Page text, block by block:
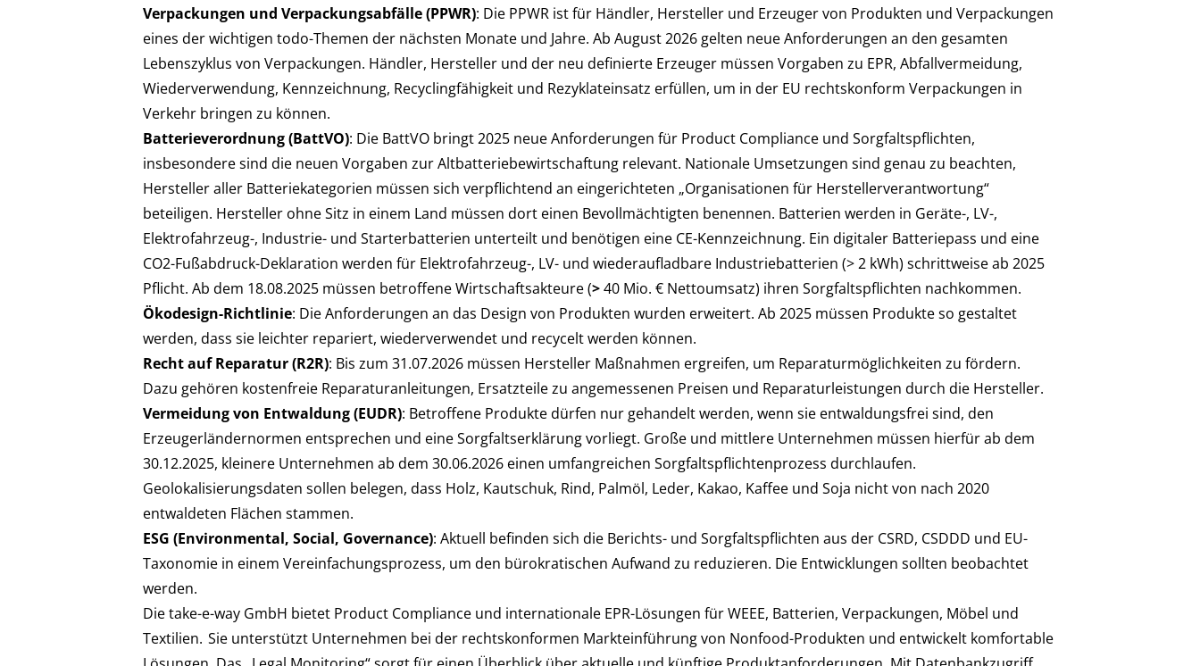
Verpackungen und Verpackungsabfälle (PPWR): Die PPWR ist für Händler, Hersteller und Erzeuger von Produkten und Verpackungen
eines der wichtigen todo-Themen der nächsten Monate und Jahre. Ab August 2026 gelten neue Anforderungen an den gesamten
Lebenszyklus von Verpackungen. Händler, Hersteller und der neu definierte Erzeuger müssen Vorgaben zu EPR, Abfallvermeidung,
Wiederverwendung, Kennzeichnung, Recyclingfähigkeit und Rezyklateinsatz erfüllen, um in der EU rechtskonform Verpackungen in
Verkehr bringen zu können.
Batterieverordnung (BattVO): Die BattVO bringt 2025 neue Anforderungen für Product Compliance und Sorgfaltspflichten,
insbesondere sind die neuen Vorgaben zur Altbatteriebewirtschaftung relevant. Nationale Umsetzungen sind genau zu beachten,
Hersteller aller Batteriekategorien müssen sich verpflichtend an eingerichteten „Organisationen für Herstellerverantwortung“
beteiligen. Hersteller ohne Sitz in einem Land müssen dort einen Bevollmächtigten benennen. Batterien werden in Geräte-, LV-,
Elektrofahrzeug-, Industrie- und Starterbatterien unterteilt und benötigen eine CE-Kennzeichnung. Ein digitaler Batteriepass und eine
CO2-Fußabdruck-Deklaration werden für Elektrofahrzeug-, LV- und wiederaufladbare Industriebatterien (> 2 kWh) schrittweise ab 2025
Pflicht. Ab dem 18.08.2025 müssen betroffene Wirtschaftsakteure (>40 Mio. € Nettoumsatz) ihren Sorgfaltspflichten nachkommen.
Ökodesign-Richtlinie: Die Anforderungen an das Design von Produkten wurden erweitert. Ab 2025 müssen Produkte so gestaltet
werden, dass sie leichter repariert, wiederverwendet und recycelt werden können.
Recht auf Reparatur (R2R): Bis zum 31.07.2026 müssen Hersteller Maßnahmen ergreifen, um Reparaturmöglichkeiten zu fördern.
Dazu gehören kostenfreie Reparaturanleitungen, Ersatzteile zu angemessenen Preisen und Reparaturleistungen durch die Hersteller.
Vermeidung von Entwaldung (EUDR): Betroffene Produkte dürfen nur gehandelt werden, wenn sie entwaldungsfrei sind, den
Erzeugerländernormen entsprechen und eine Sorgfaltserklärung vorliegt. Große und mittlere Unternehmen müssen hierfür ab dem
30.12.2025, kleinere Unternehmen ab dem 30.06.2026 einen umfangreichen Sorgfaltspflichtenprozess durchlaufen.
Geolokalisierungsdaten sollen belegen, dass Holz, Kautschuk, Rind, Palmöl, Leder, Kakao, Kaffee und Soja nicht von nach 2020
entwaldeten Flächen stammen.
ESG (Environmental, Social, Governance): Aktuell befinden sich die Berichts- und Sorgfaltspflichten aus der CSRD, CSDDD und EU-
Taxonomie in einem Vereinfachungsprozess, um den bürokratischen Aufwand zu reduzieren. Die Entwicklungen sollten beobachtet
werden.
Dietake-e-way GmbH bietet Product Compliance und internationale EPR-Lösungen für WEEE, Batterien, Verpackungen, Möbel und
Textilien. Sie unterstützt Unternehmen bei der rechtskonformen Markteinführung von Nonfood-Produkten und entwickelt komfortable